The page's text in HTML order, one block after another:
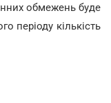
обмежень буде
періоду кількість